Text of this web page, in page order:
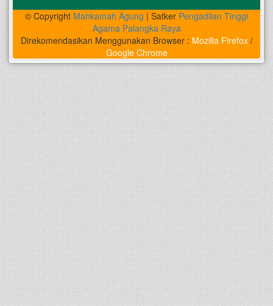
© Copyright Mahkamah Agung | Satker Pengadilan Tinggi
Agama Palangka Raya
Direkomendasikan Menggunakan Browser : Mozilla Firefox/
Google Chrome